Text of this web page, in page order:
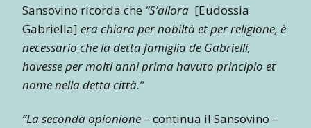
Sansovino ricorda che “S’allora [Eudossia
Gabriella] era chiara per nobiltà et per religione, è
necessario che la detta famiglia de Gabrielli,
havesse per molti anni prima havuto principio et
nome nella detta città.”
“La seconda opionione – continua il Sansovino –